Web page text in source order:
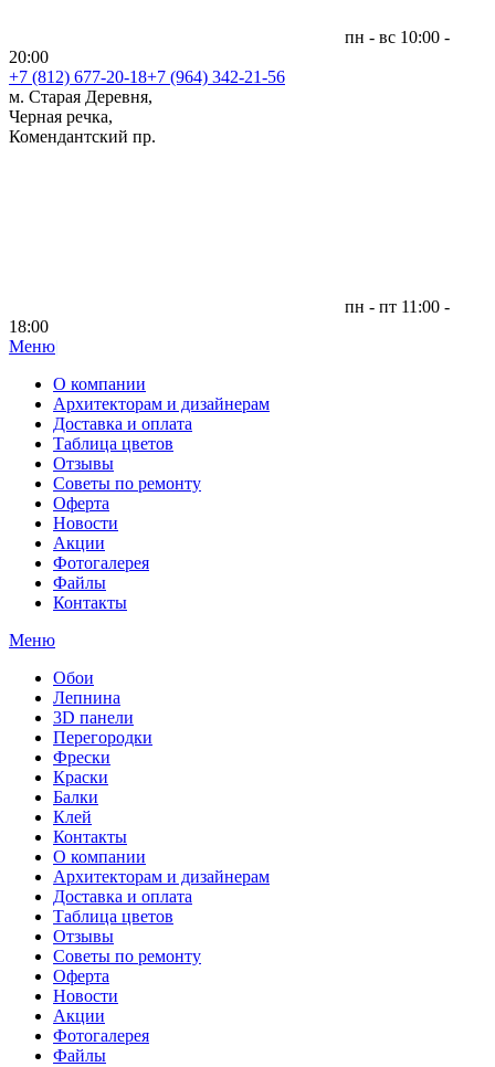
пн - вс 10:00 -
20:00
+7 (812) 677-20-18+7 (964) 342-21-56
м. Старая Деревня,
Черная речка,
Комендантский пр.
пн - пт 11:00 -
18:00
Меню|
О компании
Архитекторам и дизайнерам
Доставка и оплата
Таблица цветов
Отзывы
Советы по ремонту
Оферта
Новости
Акции
Фотогалерея
Файлы
Контакты
Меню
Обои
Лепнина
3D панели
Перегородки
Фрески
Краски
Балки
Клей
Контакты
О компании
Архитекторам и дизайнерам
Доставка и оплата
Таблица цветов
Отзывы
Советы по ремонту
Оферта
Новости
Акции
Фотогалерея
Файлы